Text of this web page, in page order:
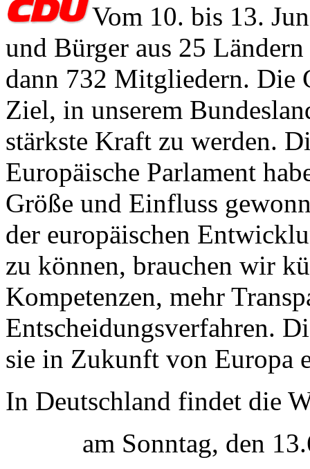
Vom 10. bis 13.
und Bürger aus 25
dann 732 Mitgliedern. Die
Ziel, in unserem
stärkste Kraft zu werden.
Europäische Parlament
Größe und Einfluss
der europäischen
zu können, brauchen wir
Kompetenzen, mehr
Entscheidungsverfahren.
sie in Zukunft von Europa
In Deutschland findet die
am Sonntag, den